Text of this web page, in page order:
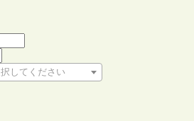
してください
い